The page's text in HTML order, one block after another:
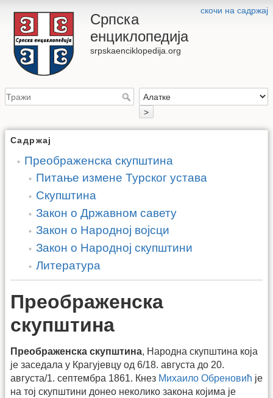
скочи на садржај
Српска
енциклопедија
srpskaenciklopedija.org
>
Садржај
Преображенска скупштина
Питање измене Турског устава
Скупштина
Закон о Државном савету
Закон о Народној војсци
Закон о Народној скупштини
Литература
Преображенска
скупштина
Преображенска скупштина, Народна скупштина која
је заседала у Крагујевцу од 6/18. августа до 20.
августа/1. септембра 1861. Кнез Михаило Обреновић је
на тој скупштини донео неколико закона којима је